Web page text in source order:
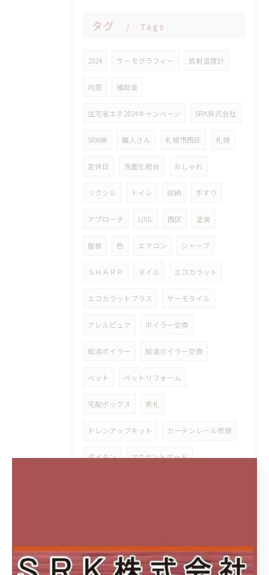
タグ Tags
2024 サーモグラフィー 放射温度計
内窓 補助金
住宅省エネ2024キャンペーン SRK株式会社
SRK㈱ 職人さん 札幌市西区 札幌
定休日 洗面化粧台 おしゃれ
リクシル トイレ 収納 手すり
アプローチ LIXIL 西区 塗装
屋根 色 エアコン シャープ
ＳＨＡＲＰ タイル エコカラット
エコカラットプラス サーモタイル
アレルピュア ボイラー交換
給湯ボイラー 給湯ボイラー交換
ペット ペットリフォーム
宅配ボックス 表札
ドレンアップキット カーテンレール修理
ダイキン アクセントボード
アクセントクロス サティス サティスS